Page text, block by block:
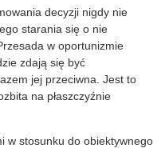
decyzji nigdy nie
starania się o nie
w oportunizmie
zdają się być
jej przeciwna. Jest to
na płaszczyźnie
w stosunku do obiektywnego